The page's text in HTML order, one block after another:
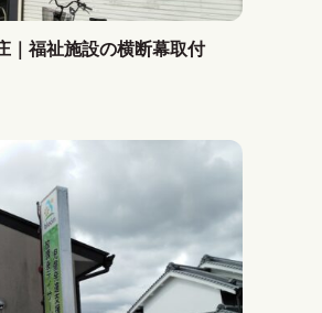
｜福祉施設の横断幕取付